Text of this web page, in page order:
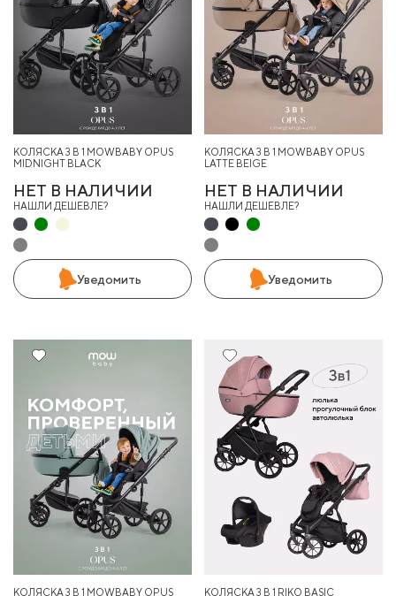
КОЛЯСКА 3 В 1 MOWBABY OPUS
MIDNIGHT BLACK
НЕТ В НАЛИЧИИ
НАШЛИ ДЕШЕВЛЕ?
Уведомить
КОЛЯСКА 3 В 1 MOWBABY OPUS
LATTE BEIGE
НЕТ В НАЛИЧИИ
НАШЛИ ДЕШЕВЛЕ?
Уведомить
16%
КОЛЯСКА 3 В 1 MOWBABY OPUS
КОЛЯСКА 3 В 1 RIKO BASIC